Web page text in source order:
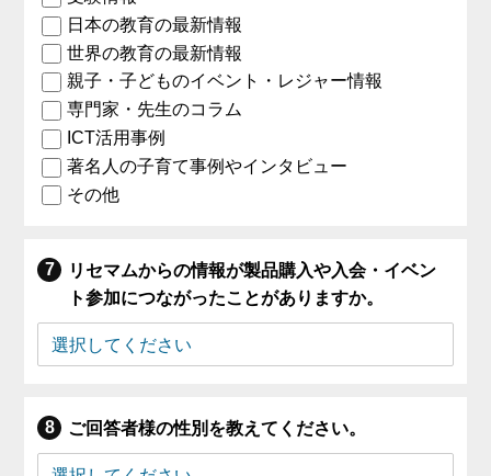
日本の教育の最新情報
世界の教育の最新情報
親子・子どものイベント・レジャー情報
専門家・先生のコラム
ICT活用事例
著名人の子育て事例やインタビュー
その他
リセマムからの情報が製品購入や入会・イベン
ト参加につながったことがありますか。
ご回答者様の性別を教えてください。